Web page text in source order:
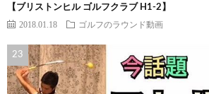
【ブリストンヒル ゴルフクラブ H1-2】
2018.01.18 ゴルフのラウンド動画